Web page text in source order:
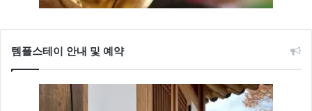
템플스테이 안내 및 예약